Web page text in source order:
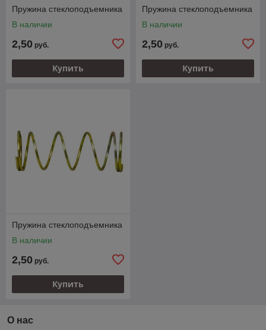
Пружина стеклоподъемника
В наличии
2,50 руб.
Купить
Пружина стеклоподъемника
В наличии
2,50 руб.
Купить
Пружина стеклоподъемника
В наличии
2,50 руб.
Купить
О нас